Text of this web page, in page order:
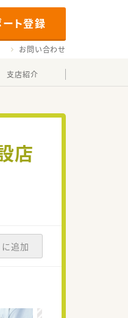
ート登録
お問い合わせ
支店紹介
店
追加